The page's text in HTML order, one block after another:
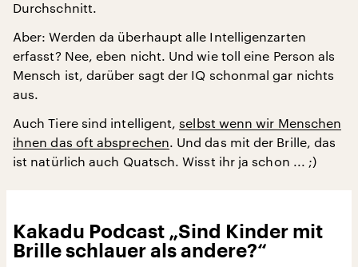
Durchschnitt.
Aber: Werden da überhaupt alle Intelligenzarten
erfasst? Nee, eben nicht. Und wie toll eine Person als
Mensch ist, darüber sagt der IQ schonmal gar nichts
aus.
Auch Tiere sind intelligent,selbst wenn wir Menschen
ihnen das oft absprechen . Und das mit der Brille, das
ist natürlich auch Quatsch. Wisst ihr ja schon ... ;)
Kakadu Podcast „Sind Kinder mit
Brille schlauer als andere?“